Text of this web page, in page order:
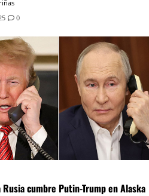
0
cumbre Putin-Trump en Alaska